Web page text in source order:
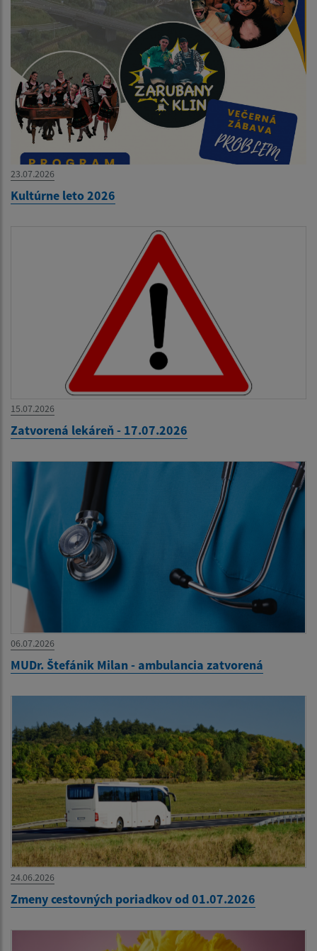
23.07.2026
Kultúrne leto 2026
15.07.2026
Zatvorená lekáreň - 17.07.2026
06.07.2026
MUDr. Štefánik Milan - ambulancia zatvorená
24.06.2026
Zmeny cestovných poriadkov od 01.07.2026